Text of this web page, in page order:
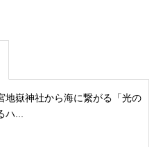
地嶽神社から海に繋がる「光の
...